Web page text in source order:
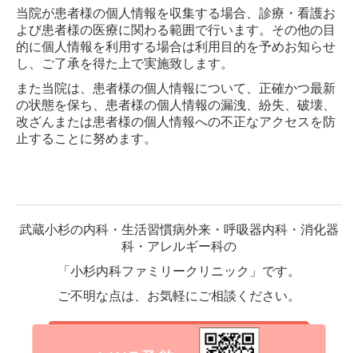
当院が患者様の個人情報を収集する場合、診療・看護お
よび患者様の医療に関わる範囲で行います。その他の目
的に個人情報を利用する場合は利用目的を予めお知らせ
し、ご了承を得た上で実施致します。
また当院は、患者様の個人情報について、正確かつ最新
の状態を保ち、患者様の個人情報の漏洩、紛失、破壊、
改ざんまたは患者様の個人情報への不正なアクセスを防
止することに努めます。
武蔵小杉の内科・生活習慣病外来・呼吸器内科・消化器
科・アレルギー科の
「小杉内科ファミリークリニック」です。
ご不明な点は、お気軽にご相談ください。